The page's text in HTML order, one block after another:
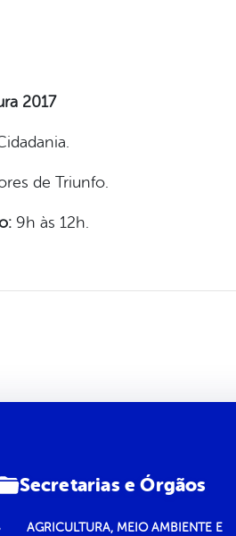
2017
de Triunfo.
9h às 12h.
Secretarias e Órgãos
AGRICULTURA, MEIO AMBIENTE E